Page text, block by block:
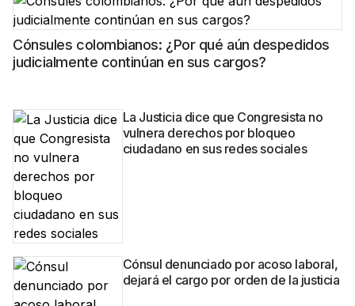
Cónsules colombianos: ¿Por qué aún despedidos
judicialmente continúan en sus cargos?
La Justicia dice que Congresista no
vulnera derechos por bloqueo
ciudadano en sus redes sociales
Cónsul denunciado por acoso laboral,
dejará el cargo por orden de la justicia